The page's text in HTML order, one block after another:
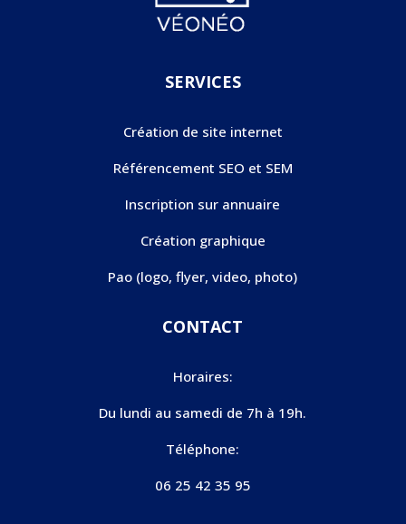
SERVICES
Création de site internet
Référencement SEO et SEM
Inscription sur annuaire
Création graphique
Pao (logo, flyer, video, photo)
CONTACT
Horaires:
Du lundi au samedi de 7h à 19h.
Téléphone:
06 25 42 35 95